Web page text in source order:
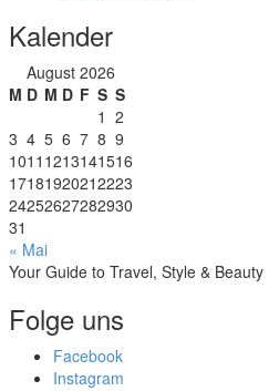
Kalender
August 2026
M D M D F S S
1 2
3 4 5 6 7 8 9
1011 1213141516
17181920212223
24252627282930
31
« Mai
Your Guide to Travel, Style & Beauty
Folge uns
Facebook
Instagram